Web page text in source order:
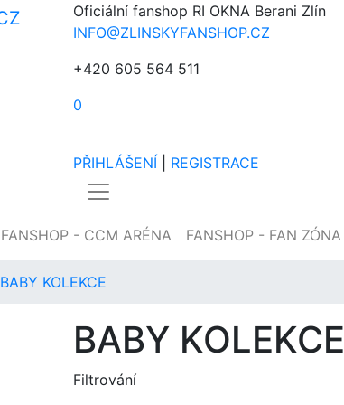
Oficiální fanshop RI OKNA Berani Zlín
INFO@ZLINSKYFANSHOP.CZ
+420 605 564 511
0
PŘIHLÁŠENÍ REGISTRACE
FANSHOP - CCM ARÉNA FANSHOP - FAN ZÓNA
BABY KOLEKCE
BABY KOLEKCE
Filtrování